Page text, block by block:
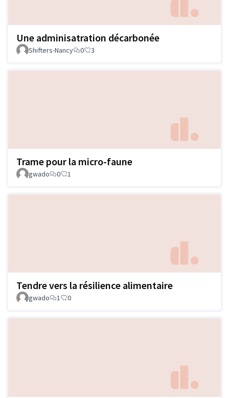
Une adminisatration décarbonée
Shifters-Nancy 0 3
Trame pour la micro-faune
gwado 0 1
Tendre vers la résilience alimentaire
gwado 1 0